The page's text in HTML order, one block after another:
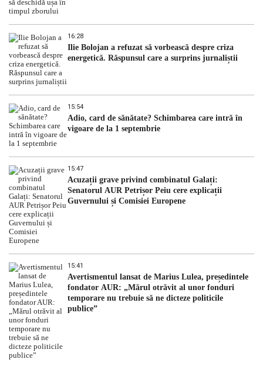
16:28
Ilie Bolojan a refuzat să vorbească despre criza
energetică. Răspunsul care a surprins jurnaliștii
15:54
Adio, card de sănătate? Schimbarea care intră în
vigoare de la 1 septembrie
15:47
Acuzații grave privind combinatul Galați:
Senatorul AUR Petrișor Peiu cere explicații
Guvernului și Comisiei Europene
15:41
Avertismentul lansat de Marius Lulea, președintele
fondator AUR: „Mărul otrăvit al unor fonduri
temporare nu trebuie să ne dicteze politicile
publice”